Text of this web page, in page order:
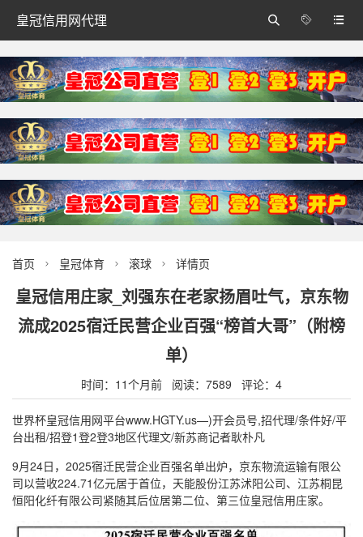
皇冠信用网代理 


首页  皇冠体育  滚球  详情页
皇冠信用庄家_刘强东在老家扬眉吐气，京东物
流成2025宿迁民营企业百强“榜首大哥”（附榜
单）
时间：11个月前 阅读：7589 评论：4
世界杯皇冠信用网平台www.HGTY.us—)开会员号,招代理/条件好/平
台出租/招登1登2登3地区代理文/新苏商记者耿朴凡
9月24日，2025宿迁民营企业百强名单出炉，京东物流运输有限公
司以营收224.71亿元居于首位，天能股份江苏沭阳公司、江苏桐昆
恒阳化纤有限公司紧随其后位居第二位、第三位皇冠信用庄家。